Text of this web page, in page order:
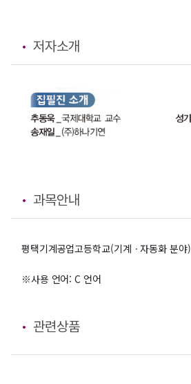
저자소개
과목안내
평택기계공업고등학교(기계ㆍ자동화 분야)
※사용 언어: C 언어
관련상품